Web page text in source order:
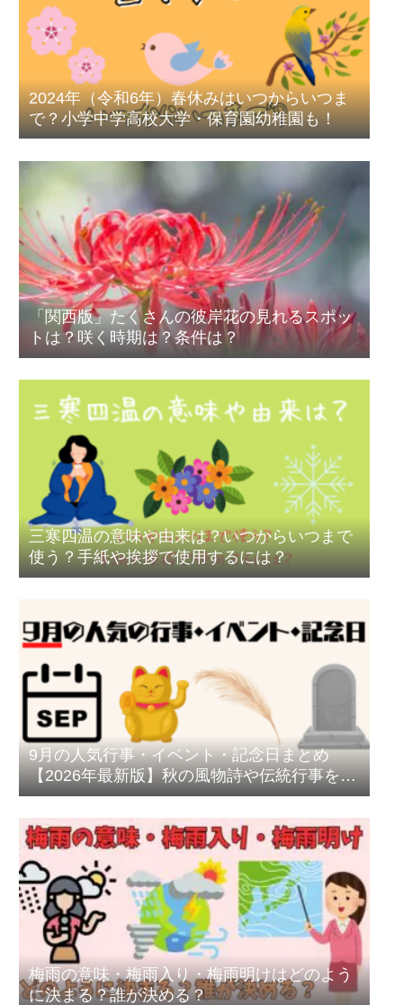
2024年（令和6年）春休みはいつからいつま
で？小学中学高校大学・保育園幼稚園も！
「関西版」たくさんの彼岸花の見れるスポッ
トは？咲く時期は？条件は？
三寒四温の意味や由来は？いつからいつまで
使う？手紙や挨拶で使用するには？
9月の人気行事・イベント・記念日まとめ
【2026年最新版】秋の風物詩や伝統行事を徹
底解説
梅雨の意味・梅雨入り・梅雨明けはどのよう
に決まる？誰が決める？